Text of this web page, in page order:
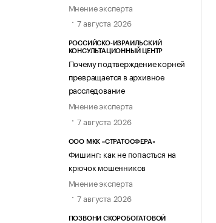
Мнение эксперта
7 августа 2026
РОССИЙСКО-ИЗРАИЛЬСКИЙ
КОНСУЛЬТАЦИОННЫЙ ЦЕНТР
Почему подтверждение корней
превращается в архивное
расследование
Мнение эксперта
7 августа 2026
ООО МКК «СТРАТОСФЕРА»
Фишинг: как не попасться на
крючок мошенников
Мнение эксперта
7 августа 2026
ПОЗВОНИ СКОРОБОГАТОВОЙ